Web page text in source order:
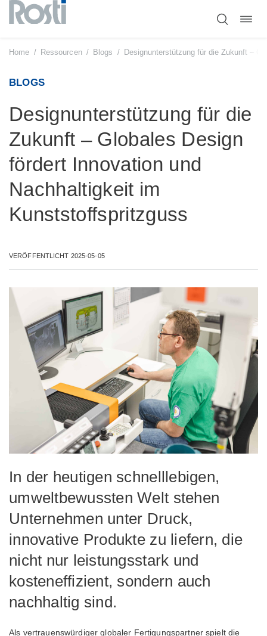
Zum
springen
Home / Ressourcen / Blogs / Designunterstützung für die Zukunft –
BLOGS
Designunterstützung für die
Zukunft – Globales Design
fördert Innovation und
Nachhaltigkeit im
Kunststoffspritzguss
VERÖFFENTLICHT 2025-05-05
In der heutigen schnelllebigen,
umweltbewussten Welt stehen
Unternehmen unter Druck,
innovative Produkte zu liefern, die
nicht nur leistungsstark und
kosteneffizient, sondern auch
nachhaltig sind.
Als vertrauenswürdiger globaler Fertigungspartner spielt die